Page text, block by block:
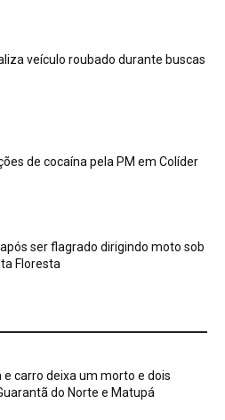
veículo roubado durante buscas
de cocaína pela PM em Colíder
ser flagrado dirigindo moto sob
Floresta
carro deixa um morto e dois
do Norte e Matupá